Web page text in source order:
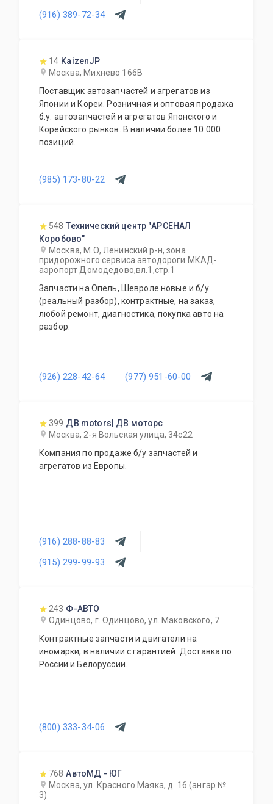
(916) 389-72-34
14 KaizenJP
Москва, Михнево 166В
Поставщик автозапчастей и агрегатов из
Японии и Кореи. Розничная и оптовая продажа
б.у. автозапчастей и агрегатов Японского и
Корейского рынков. В наличии более 10 000
позиций.
(985) 173-80-22
548 Технический центр "АРСЕНАЛ
Коробово"
Москва, М.О, Ленинский р-н, зона
придорожного сервиса автодороги МКАД-
аэропорт Домодедово,вл.1,стр.1
Запчасти на Опель, Шевроле новые и б/у
(реальный разбор), контрактные, на заказ,
любой ремонт, диагностика, покупка авто на
разбор.
(926) 228-42-64 (977) 951-60-00
399 ДВ motors| ДВ моторс
Москва, 2-я Вольская улица, 34с22
Компания по продаже б/у запчастей и
агрегатов из Европы.
(916) 288-88-83
(915) 299-99-93
243 Ф-АВТО
Одинцово, г. Одинцово, ул. Маковского, 7
Контрактные запчасти и двигатели на
иномарки, в наличии с гарантией. Доставка по
России и Белоруссии.
(800) 333-34-06
768 АвтоМД - ЮГ
Москва, ул. Красного Маяка, д. 16 (ангар №
3)